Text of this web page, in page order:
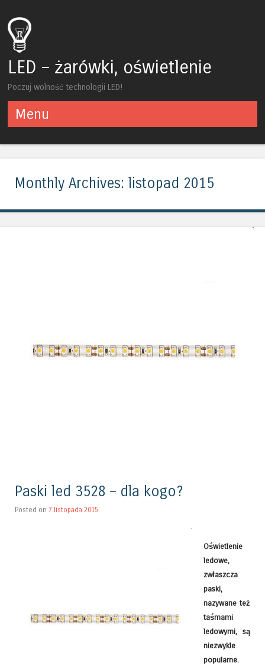
LED – żarówki, oświetlenie
Poczuj wolność technologii LED!
Menu
Monthly Archives: listopad 2015
Paski led 3528 – dla kogo?
Posted on 7 listopada 2015
Oświetlenie
ledowe,
zwłaszcza
paski,
nazywane też
taśmami
ledowymi, są
niezwykle
popularne.